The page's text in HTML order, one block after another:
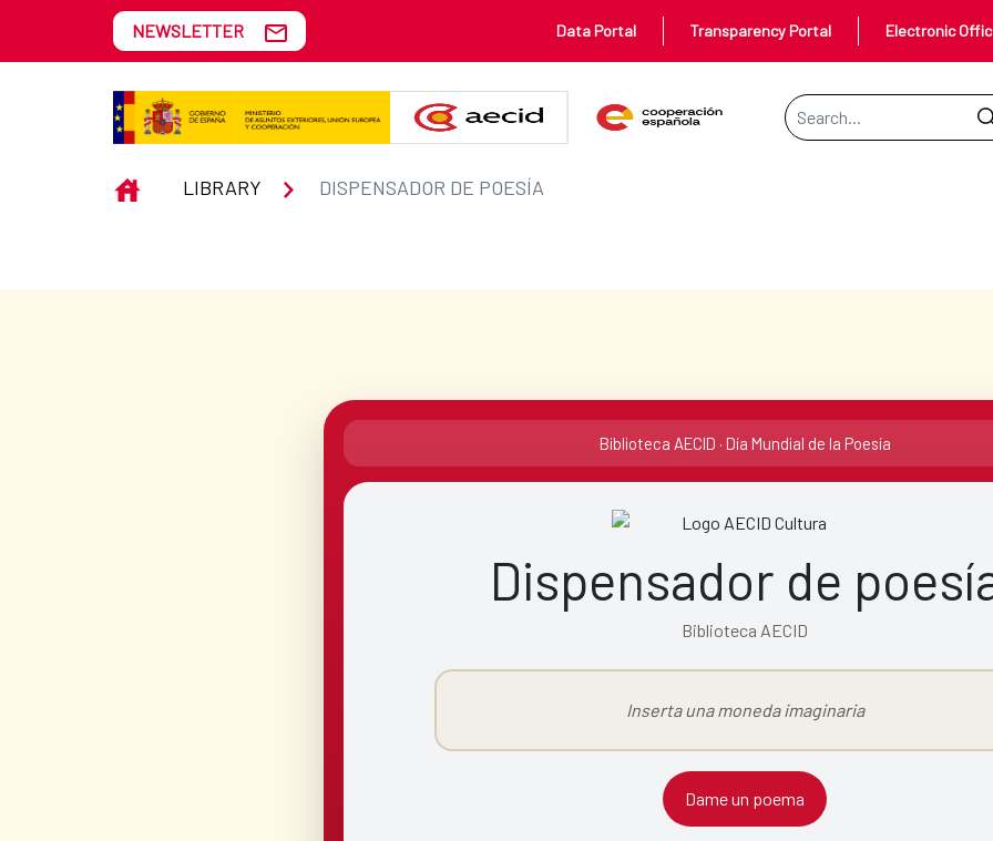
Skip to Main Content
Dispensador de poesía
NEWSLETTER Data Portal Transparency Portal Electronic
Search Bar
INICIOLIBRARY DISPENSADOR DE POESÍA
Biblioteca AECID · Día Mundial de la Poesía
Dispensador de
Biblioteca AECID
Inserta una moneda imaginaria
Dame un poema